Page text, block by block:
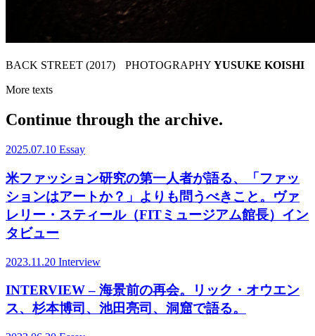
BACK STREET (2017) PHOTOGRAPHY YUSUKE KOISHI
More texts
Continue through the archive.
2025.07.10 Essay
米ファッション研究の第一人者が語る、「ファッ
ションはアートか？」よりも問うべきこと。ヴァ
レリー・スティール（FITミュージアム館長）イン
タビュー
2023.11.20 Interview
INTERVIEW – 海景前の再会。リック・オウエン
ス、杉本博司、池田亮司、洞窟で語る。